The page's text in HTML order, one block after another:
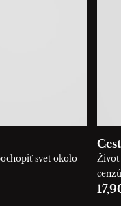
svet okolo
Život